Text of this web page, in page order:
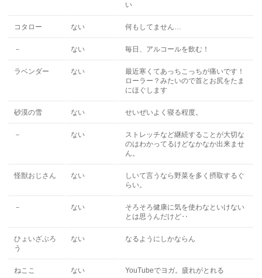
い
コタロー ない 何もしてません…
－ ない 毎日、アルコールを飲む！
ラベンダー ない
最近寒くてあっちこっちが痛いです！
ローラー？みたいので首とお尻をたま
にほぐします
砂漠の雪 ない せいぜいよく寝る程度。
－ ない
ストレッチなど継続することが大切な
のはわかってるけどなかなか出来ませ
ん。
怪獣おじさん ない
しいて言うなら野菜を多く摂取するぐ
らい。
－ ない
そろそろ健康に気を使わなといけない
とは思うんだけど‥
ひょいざぶろ
う
ない なるようにしかならん
ねここ ない YouTubeでヨガ。疲れがとれる